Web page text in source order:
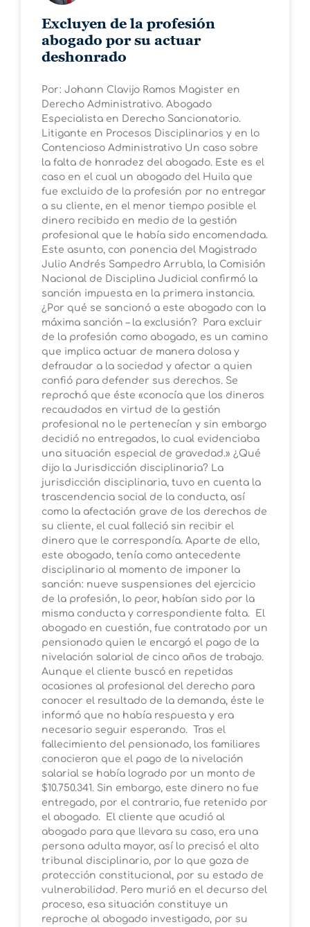
Excluyen de la profesión
abogado por su actuar
deshonrado
Por: Johann Clavijo Ramos Magister en
Derecho Administrativo. Abogado
Especialista en Derecho Sancionatorio.
Litigante en Procesos Disciplinarios y en lo
Contencioso Administrativo Un caso sobre
la falta de honradez del abogado. Este es el
caso en el cual un abogado del Huila que
fue excluido de la profesión por no entregar
a su cliente, en el menor tiempo posible el
dinero recibido en medio de la gestión
profesional que le había sido encomendada.
Este asunto, con ponencia del Magistrado
Julio Andrés Sampedro Arrubla, la Comisión
Nacional de Disciplina Judicial confirmó la
sanción impuesta en la primera instancia.
¿Por qué se sancionó a este abogado con la
máxima sanción – la exclusión? Para excluir
de la profesión como abogado, es un camino
que implica actuar de manera dolosa y
defraudar a la sociedad y afectar a quien
confió para defender sus derechos. Se
reprochó que éste «conocía que los dineros
recaudados en virtud de la gestión
profesional no le pertenecían y sin embargo
decidió no entregados, lo cual evidenciaba
una situación especial de gravedad.» ¿Qué
dijo la Jurisdicción disciplinaria? La
jurisdicción disciplinaria, tuvo en cuenta la
trascendencia social de la conducta, así
como la afectación grave de los derechos de
su cliente, el cual falleció sin recibir el
dinero que le correspondía. Aparte de ello,
este abogado, tenía como antecedente
disciplinario al momento de imponer la
sanción: nueve suspensiones del ejercicio
de la profesión, lo peor, habían sido por la
misma conducta y correspondiente falta. El
abogado en cuestión, fue contratado por un
pensionado quien le encargó el pago de la
nivelación salarial de cinco años de trabajo.
Aunque el cliente buscó en repetidas
ocasiones al profesional del derecho para
conocer el resultado de la demanda, éste le
informó que no había respuesta y era
necesario seguir esperando. Tras el
fallecimiento del pensionado, los familiares
conocieron que el pago de la nivelación
salarial se había logrado por un monto de
$10.750.341. Sin embargo, este dinero no fue
entregado, por el contrario, fue retenido por
el abogado. El cliente que acudió al
abogado para que llevara su caso, era una
persona adulta mayor, así lo precisó el alto
tribunal disciplinario, por lo que goza de
protección constitucional, por su estado de
vulnerabilidad. Pero murió en el decurso del
proceso, esa situación constituye un
reproche al abogado investigado, por su